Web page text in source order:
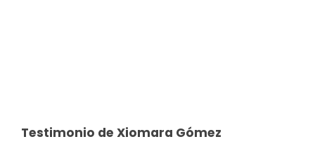
Testimonio de Xiomara Gómez